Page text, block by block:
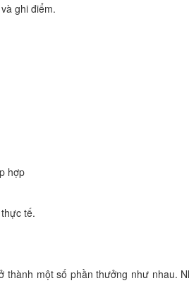
ghi điểm.
hợp
tế.
thành một số phần thưởng như nhau.